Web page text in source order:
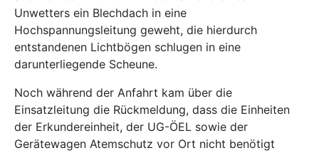
Unwetters ein Blechdach in eine
Hochspannungsleitung geweht, die hierdurch
entstandenen Lichtbögen schlugen in eine
darunterliegende Scheune.
Noch während der Anfahrt kam über die
Einsatzleitung die Rückmeldung, dass die Einheiten
der Erkundereinheit, der UG-ÖEL sowie der
Gerätewagen Atemschutz vor Ort nicht benötigt